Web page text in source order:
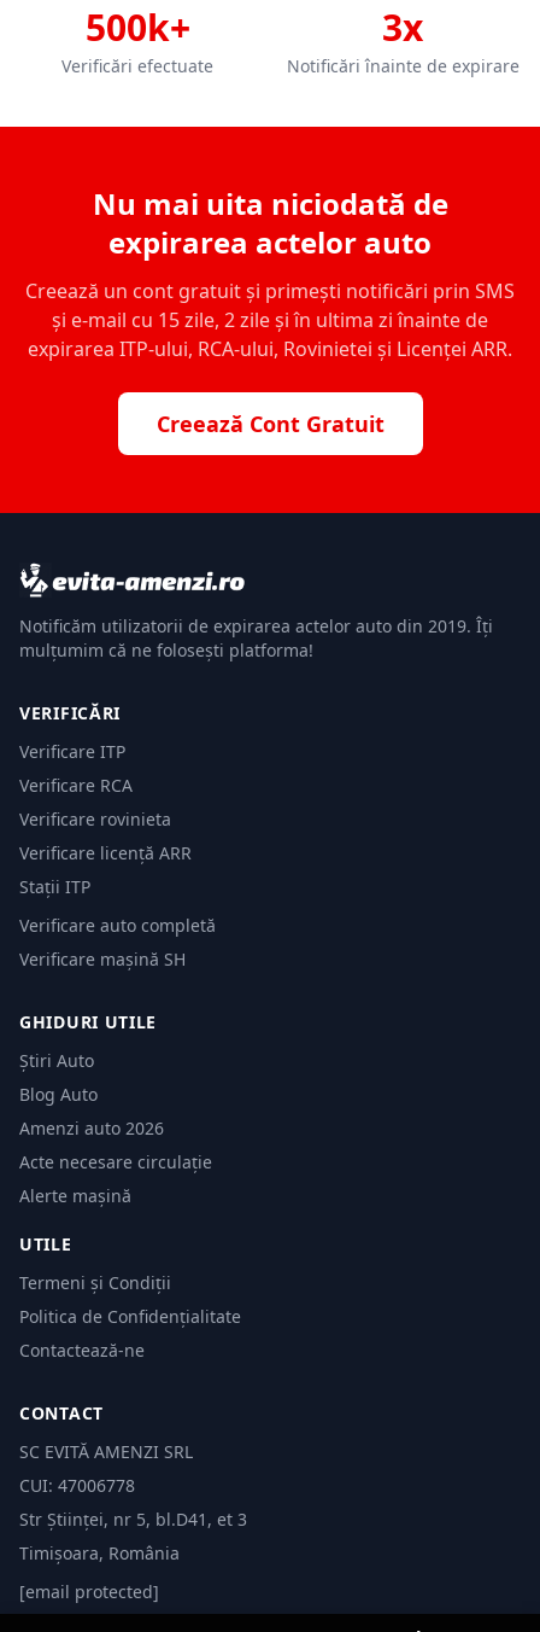
500k+
Verificări efectuate
3x
Notificări înainte de expirare
Nu mai uita niciodată de
expirarea actelor auto
Creează un cont gratuit și primești notificări prin SMS
și e-mail cu 15 zile, 2 zile și în ultima zi înainte de
expirarea ITP-ului, RCA-ului, Rovinietei și Licenței ARR.
Creează Cont Gratuit
Notificăm utilizatorii de expirarea actelor auto din 2019. Îți
mulțumim că ne folosești platforma!
VERIFICĂRI
Verificare ITP
Verificare RCA
Verificare rovinieta
Verificare licență ARR
Stații ITP
Verificare auto completă
Verificare mașină SH
GHIDURI UTILE
Știri Auto
Blog Auto
Amenzi auto 2026
Acte necesare circulație
Alerte mașină
UTILE
Termeni și Condiții
Politica de Confidențialitate
Contactează-ne
CONTACT
SC EVITĂ AMENZI SRL
CUI: 47006778
Str Științei, nr 5, bl.D41, et 3
Timișoara, România
[email protected]